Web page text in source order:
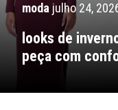
moda julho 24,
looks de
peça com